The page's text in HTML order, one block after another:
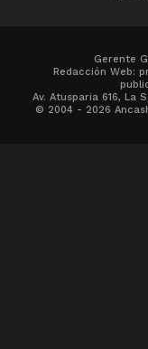
Gerente
Redacción Web:
Av. Atusparia 616, La
© 2004 - 2026